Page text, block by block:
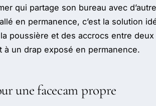
qui partage son bureau avec
en permanence, c’est la solution
poussière et des accrocs entre
un drap exposé en permanence.
une facecam propre